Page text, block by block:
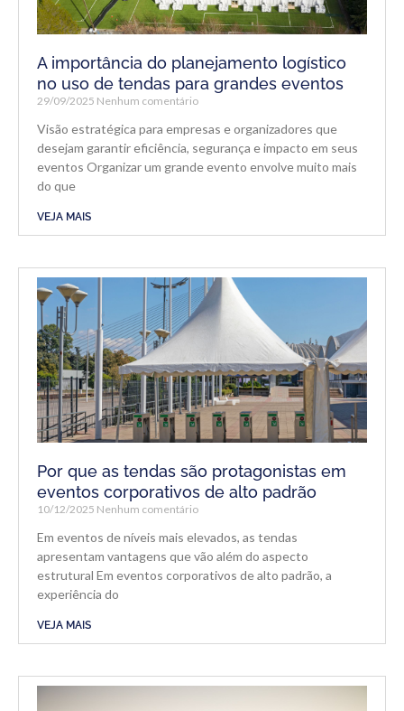
A importância do planejamento logístico
no uso de tendas para grandes eventos
29/09/2025 Nenhum comentário
Visão estratégica para empresas e organizadores que
desejam garantir eficiência, segurança e impacto em seus
eventos Organizar um grande evento envolve muito mais
do que
VEJA MAIS
Por que as tendas são protagonistas em
eventos corporativos de alto padrão
10/12/2025 Nenhum comentário
Em eventos de níveis mais elevados, as tendas
apresentam vantagens que vão além do aspecto
estrutural Em eventos corporativos de alto padrão, a
experiência do
VEJA MAIS